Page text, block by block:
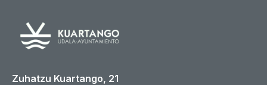
Zuhatzu Kuartango, 21